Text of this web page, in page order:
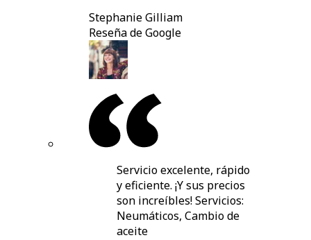
Stephanie Gilliam
Reseña de Google
Servicio excelente, rápido
y eficiente. ¡Y sus precios
son increíbles! Servicios:
Neumáticos, Cambio de
aceite